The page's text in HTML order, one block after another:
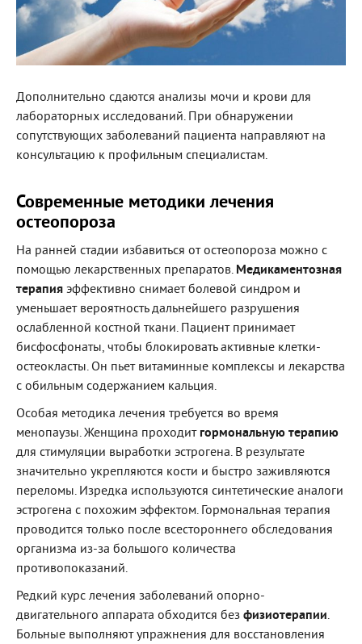
Дополнительно сдаются анализы мочи и крови для
лабораторных исследований. При обнаружении
сопутствующих заболеваний пациента направляют на
консультацию к профильным специалистам.
Современные методики лечения
остеопороза
На ранней стадии избавиться от остеопороза можно с
помощью лекарственных препаратов. Медикаментозная
терапия эффективно снимает болевой синдром и
уменьшает вероятность дальнейшего разрушения
ослабленной костной ткани. Пациент принимает
бисфосфонаты, чтобы блокировать активные клетки-
остеокласты. Он пьет витаминные комплексы и лекарства
с обильным содержанием кальция.
Особая методика лечения требуется во время
менопаузы. Женщина проходит гормональную терапию
для стимуляции выработки эстрогена. В результате
значительно укрепляются кости и быстро заживляются
переломы. Изредка используются синтетические аналоги
эстрогена с похожим эффектом. Гормональная терапия
проводится только после всестороннего обследования
организма из-за большого количества
противопоказаний.
Редкий курс лечения заболеваний опорно-
двигательного аппарата обходится без физиотерапии.
Больные выполняют упражнения для восстановления